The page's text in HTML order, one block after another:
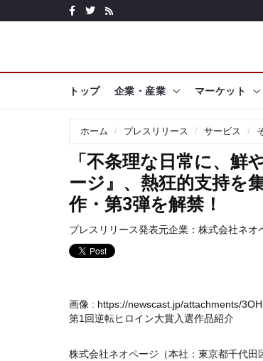
トップ 企業・産業 マーケット
ホーム プレスリリース サービス
「不条理な日常に、鮮
ージ』、熱狂的支持を
作・第3弾を解禁！
プレスリリース発表元企業： 株式会社ネオ
画像 : https://newscast.jp/attachments/
第1回逆転ヒロイン大賞入選作品紹介
株式会社ネオページ（本社：東京都千代